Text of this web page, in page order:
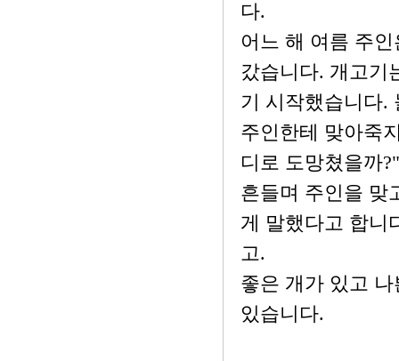
다.
어느 해 여름 주
갔습니다. 개고기
기 시작했습니다.
주인한테 맞아죽
디로 도망쳤을까
흔들며 주인을 맞
게 말했다고 합니
고.
좋은 개가 있고
있습니다.